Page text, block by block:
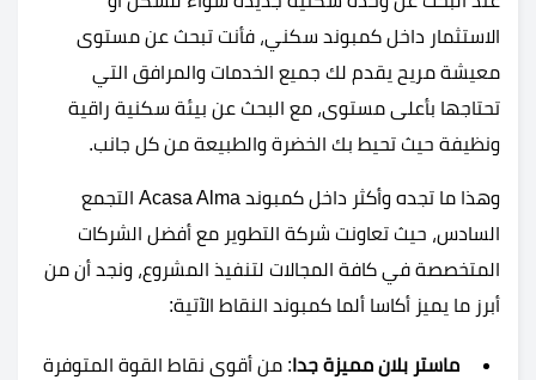
الاستثمار داخل كمبوند سكني، فأنت تبحث عن مستوى
معيشة مريح يقدم لك جميع الخدمات والمرافق التي
تحتاجها بأعلى مستوى، مع البحث عن بيئة سكنية راقية
ونظيفة حيث تحيط بك الخضرة والطبيعة من كل جانب.
وهذا ما تجده وأكثر داخل كمبوند Acasa Alma التجمع
السادس، حيث تعاونت شركة التطوير مع أفضل الشركات
المتخصصة في كافة المجالات لتنفيذ المشروع، ونجد أن من
أبرز ما يميز أكاسا ألما كمبوند النقاط الآتية:
ماستر بلان مميزة جدا: من أقوى نقاط القوة المتوفرة